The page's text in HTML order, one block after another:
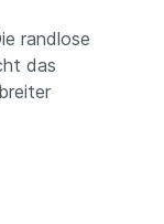
randlose
das